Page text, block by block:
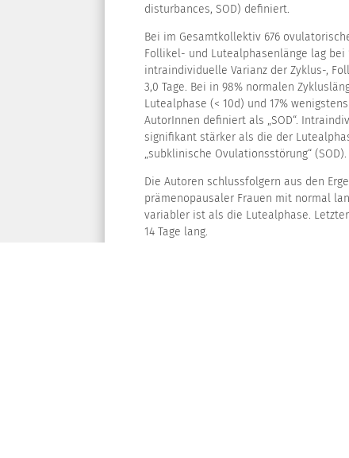
disturbances, SOD) definiert.
Bei im Gesamtkollektiv 676
Follikel- und Lutealphasenlänge lag bei
intraindividuelle Varianz der Zyklus-,
3,0 Tage. Bei in 98% normalen
Lutealphase (< 10d) und 17%
AutorInnen definiert als „SOD“.
signifikant stärker als die der
„subklinische Ovulationsstörung“ (SOD).
Die Autoren schlussfolgern aus den
prämenopausaler Frauen mit normal
variabler ist als die Lutealphase.
14 Tage lang.